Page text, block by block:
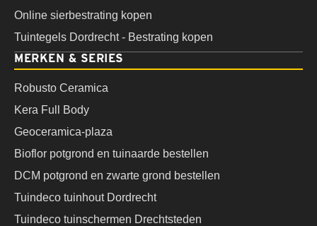
Online sierbestrating kopen
Tuintegels Dordrecht - Bestrating kopen
MERKEN & SERIES
Robusto Ceramica
Kera Full Body
Geoceramica-plaza
Bioflor potgrond en tuinaarde bestellen
DCM potgrond en zwarte grond bestellen
Tuindeco tuinhout Dordrecht
Tuindeco tuinschermen Drechtsteden